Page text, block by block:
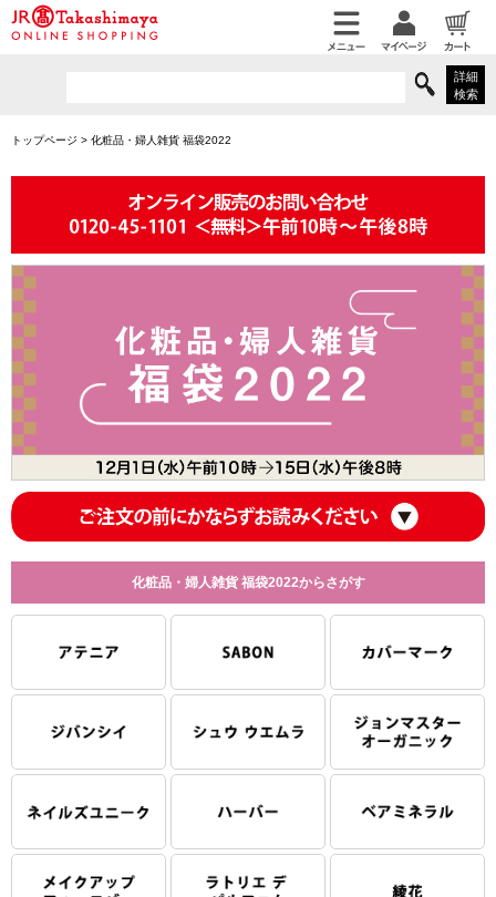
詳細
検索
トップページ > 化粧品・婦人雑貨 福袋2022
化粧品・婦人雑貨 福袋2022からさがす